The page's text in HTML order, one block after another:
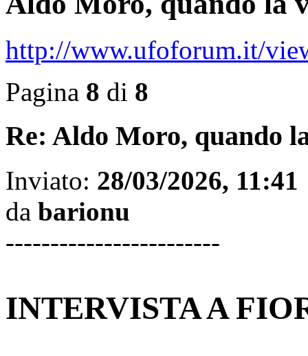
http://www.ufoforum.it/
Pagina 8 di 8
Re: Aldo Moro, quando
Inviato: 28/03/2026, 11:41
da barionu
------------------------
INTERVISTA A